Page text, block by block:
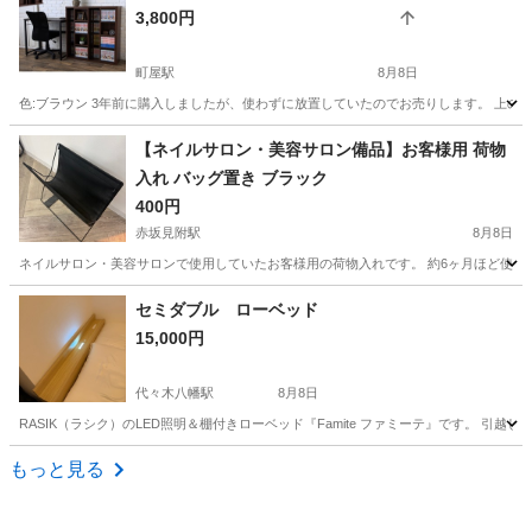
3,800円
町屋駅 8月8日
色:ブラウン 3年前に購入しましたが、使わずに放置していたのでお売りします。 上の
東京 荒川区 町屋駅 収納家具 汚れ
【ネイルサロン・美容サロン備品】お客様用 荷物
入れ バッグ置き ブラック
400円
赤坂見附駅 8月8日
ネイルサロン・美容サロンで使用していたお客様用の荷物入れです。 約6ヶ月ほど使
東京 港区 赤坂見附駅 収納家具
セミダブル ローベッド
15,000円
代々木八幡駅 8月8日
RASIK（ラシク）のLED照明＆棚付きローベッド『Famite ファミーテ』です。 引越
東京 渋谷区
もっと見る